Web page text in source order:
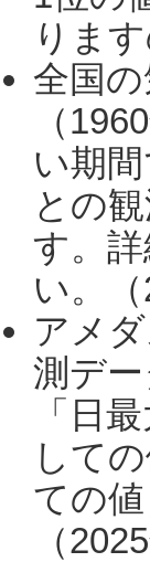
りま
全国
（
い期
との
す。詳
い。（
アメ
測デ
「日
して
ての
（